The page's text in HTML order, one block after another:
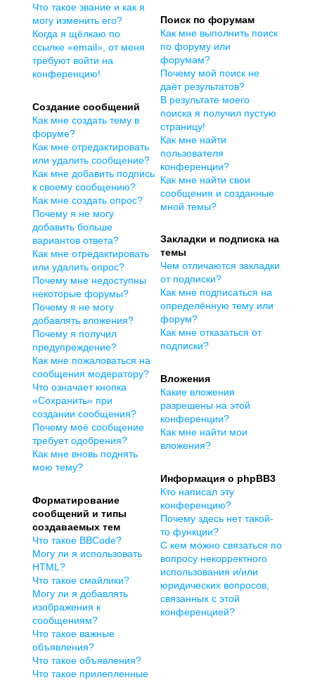
Что такое звание и как я
могу изменить его?
Когда я щёлкаю по
ссылке «email», от меня
требуют войти на
конференцию!
Создание сообщений
Как мне создать тему в
форуме?
Как мне отредактировать
или удалить сообщение?
Как мне добавить подпись
к своему сообщению?
Как мне создать опрос?
Почему я не могу
добавить больше
вариантов ответа?
Как мне отредактировать
или удалить опрос?
Почему мне недоступны
некоторые форумы?
Почему я не могу
добавлять вложения?
Почему я получил
предупреждение?
Как мне пожаловаться на
сообщения модератору?
Что означает кнопка
«Сохранить» при
создании сообщения?
Почему моё сообщение
требует одобрения?
Как мне вновь поднять
мою тему?
Форматирование
сообщений и типы
создаваемых тем
Что такое BBCode?
Могу ли я использовать
HTML?
Что такое смайлики?
Могу ли я добавлять
изображения к
сообщениям?
Что такое важные
объявления?
Что такое объявления?
Что такое прилепленные
Поиск по форумам
Как мне выполнить поиск
по форуму или
форумам?
Почему мой поиск не
даёт результатов?
В результате моего
поиска я получил пустую
страницу!
Как мне найти
пользователя
конференции?
Как мне найти свои
сообщения и созданные
мной темы?
Закладки и подписка на
темы
Чем отличаются закладки
от подписки?
Как мне подписаться на
определённую тему или
форум?
Как мне отказаться от
подписки?
Вложения
Какие вложения
разрешены на этой
конференции?
Как мне найти мои
вложения?
Информация о phpBB3
Кто написал эту
конференцию?
Почему здесь нет такой-
то функции?
С кем можно связаться по
вопросу некорректного
использования и/или
юридических вопросов,
связанных с этой
конференцией?